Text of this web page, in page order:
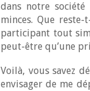
dans notre
minces. Que
participant tout
peut-être qu’une
Voilà, vous savez
envisager de me